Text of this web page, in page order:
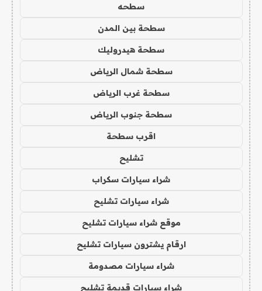
سطحه
سطحة بين المدن
سطحة هيدروليك
سطحة شمال الرياض
سطحة غرب الرياض
سطحة جنوب الرياض
اقرب سطحة
تشليح
شراء سيارات سكراب
شراء سيارات تشليح
موقع شراء سيارات تشليح
ارقام يشترون سيارات تشليح
شراء سيارات مصدومة
شراء سيارات قديمة تشليح